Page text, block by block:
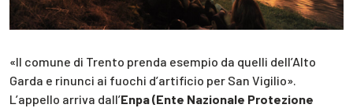
«Il comune di Trento prenda esempio da quelli dell’Alto
Garda e rinunci ai fuochi d’artificio per San Vigilio».
L’appello arriva dall’Enpa (Ente Nazionale Protezione